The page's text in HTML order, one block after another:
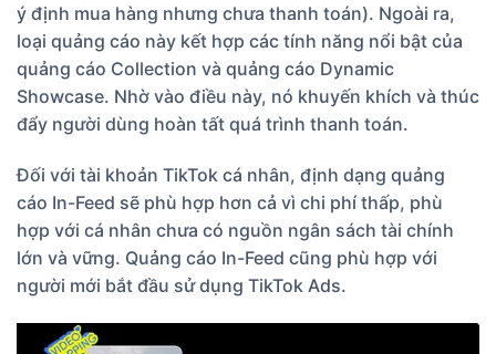
ý định mua hàng nhưng chưa thanh toán). Ngoài ra,
loại quảng cáo này kết hợp các tính năng nổi bật của
quảng cáo Collection và quảng cáo Dynamic
Showcase. Nhờ vào điều này, nó khuyến khích và thúc
đẩy người dùng hoàn tất quá trình thanh toán.
Đối với tài khoản TikTok cá nhân, định dạng quảng
cáo In-Feed sẽ phù hợp hơn cả vì chi phí thấp, phù
hợp với cá nhân chưa có nguồn ngân sách tài chính
lớn và vững. Quảng cáo In-Feed cũng phù hợp với
người mới bắt đầu sử dụng TikTok Ads.